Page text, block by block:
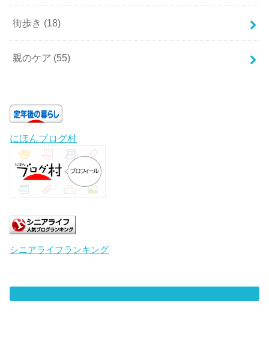
街歩き (18)
親のケア (55)
にほんブログ村
シニアライフランキング